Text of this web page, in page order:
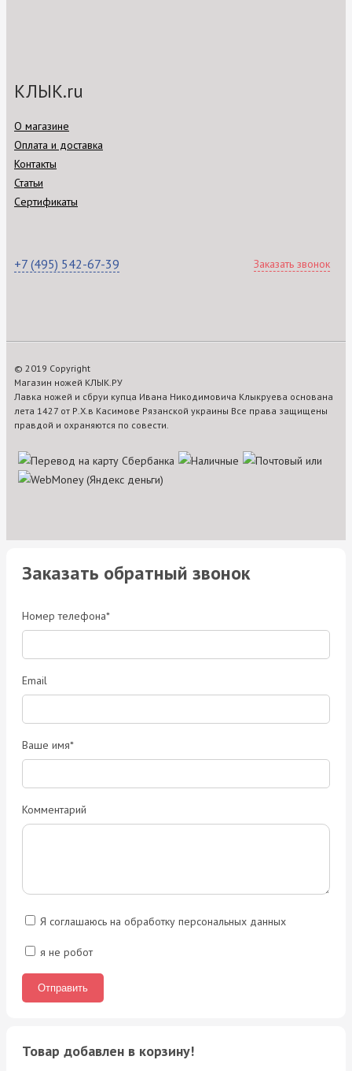
КЛЫК.ru
О магазине
Оплата и доставка
Контакты
Статьи
Сертификаты
+7 (495) 542-67-39 Заказать звонок
© 2019 Copyright
Магазин ножей КЛЫК.РУ
Лавка ножей и сбруи купца Ивана Никодимовича Клыкруева основана
лета 1427 от Р.Х.в Касимове Рязанской украины Все права защищены
правдой и охраняются по совести.
Заказать обратный звонок
Номер телефона*
Email
Ваше имя*
Комментарий
Я соглашаюсь на обработку персональных данных
я не робот
Товар добавлен в корзину!